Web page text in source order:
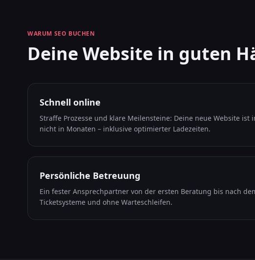
WARUM SEO BUCHEN
Deine Website in guten
Schnell online
Straffe Prozesse und klare Meilensteine: Deine neue Website ist
nicht in Monaten – inklusive optimierter Ladezeiten.
Persönliche Betreuung
Ein fester Ansprechpartner von der ersten Beratung bis nach
Ticketsysteme und ohne Warteschleifen.